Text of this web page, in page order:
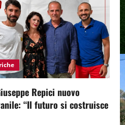
Repici nuovo
“Il futuro si costruisce